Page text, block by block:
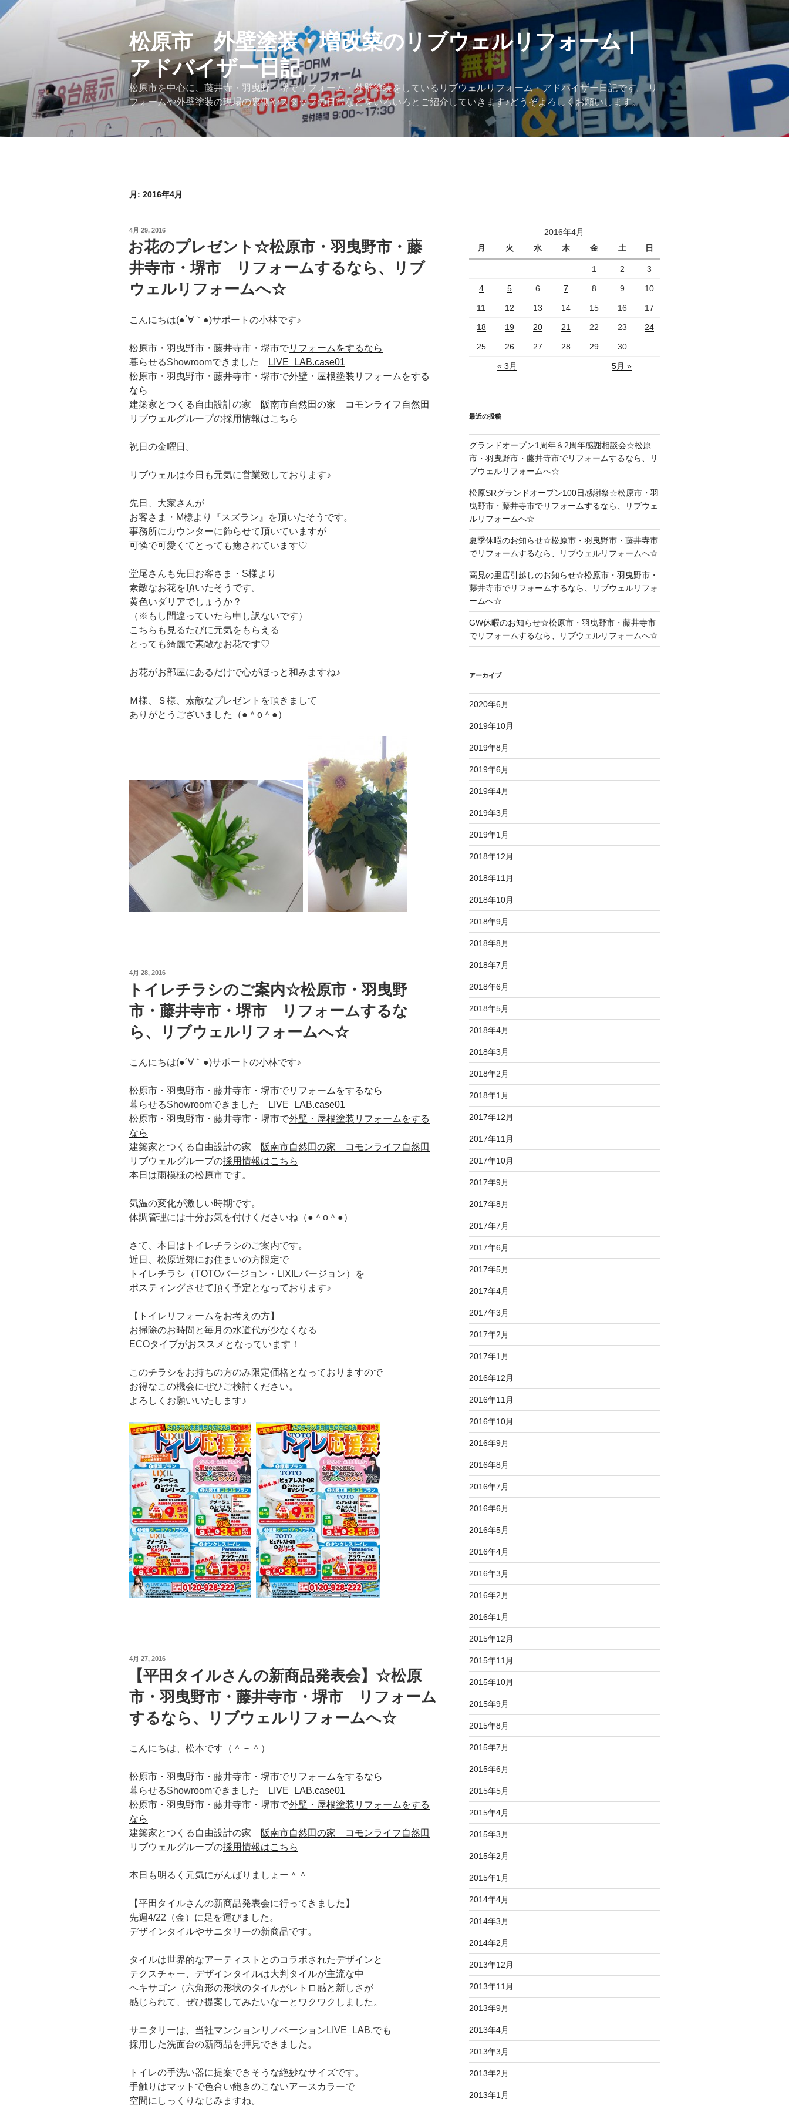
ン
キ
プ
松原市 外壁塗装・増改築のリブウェルリフォーム｜
アドバイザー日記
松原市を中心に、藤井寺・羽曳野・堺でリフォーム・外壁塗装をしているリブウェルリフォーム・アドバイザー日記です。 リ
フォームや外壁塗装の現場の裏側やスタッフの日常などをいろいろとご紹介していきます♪どうぞよろしくお願いします。
月: 2016年4月
投
稿
日:
4月 29, 2016
お花のプレゼント☆松原市・羽曳野市・藤
井寺市・堺市 リフォームするなら、リブ
ウェルリフォームへ☆
こんにちは(●´∀｀●)サポートの小林です♪
松原市・羽曳野市・藤井寺市・堺市でリフォームをするなら
暮らせるShowroomできました
LIVE_LAB.case01
松原市・羽曳野市・藤井寺市・堺市で外壁・屋根塗装リフォームをする
なら
建築家とつくる自由設計の家
阪南市自然田の家 コモンライフ自然田
リブウェルグループの採用情報はこちら
祝日の金曜日。
リブウェルは今日も元気に営業致しております♪
先日、大家さんが
お客さま・M様より『スズラン』を頂いたそうです。
事務所にカウンターに飾らせて頂いていますが
可憐で可愛くてとっても癒されています♡
堂尾さんも先日お客さま・S様より
素敵なお花を頂いたそうです。
黄色いダリアでしょうか？
（※もし間違っていたら申し訳ないです）
こちらも見るたびに元気をもらえる
とっても綺麗で素敵なお花です♡
お花がお部屋にあるだけで心がほっと和みますね♪
Ｍ様、Ｓ様、素敵なプレゼントを頂きまして
ありがとうございました（●＾o＾●）
投
日:
4月 28, 2016
トイレチラシのご案内☆松原市・羽曳野
市・藤井寺市・堺市 リフォームするな
ら、リブウェルリフォームへ☆
こんにちは(●´∀｀●)サポートの小林です♪
松原市・羽曳野市・藤井寺市・堺市でリフォームをするなら
暮らせるShowroomできました
LIVE_LAB.case01
松原市・羽曳野市・藤井寺市・堺市で外壁・屋根塗装リフォームをする
なら
建築家とつくる自由設計の家
阪南市自然田の家 コモンライフ自然田
リブウェルグループの採用情報はこちら
本日は雨模様の松原市です。
気温の変化が激しい時期です。
体調管理には十分お気を付けくださいね（●＾o＾●）
さて、本日はトイレチラシのご案内です。
近日、松原近郊にお住まいの方限定で
トイレチラシ（TOTOバージョン・LIXILバージョン）を
ポスティングさせて頂く予定となっております♪
【トイレリフォームをお考えの方】
お掃除のお時間と毎月の水道代が少なくなる
ECOタイプがおススメとなっています！
このチラシをお持ちの方のみ限定価格となっておりますので
お得なこの機会にぜひご検討ください。
よろしくお願いいたします♪
投
4月 27, 2016
【平田タイルさんの新商品発表会】☆松原
市・羽曳野市・藤井寺市・堺市 リフォーム
するなら、リブウェルリフォームへ☆
こんにちは、松本です（＾－＾）
松原市・羽曳野市・藤井寺市・堺市でリフォームをするなら
暮らせるShowroomできました
LIVE_LAB.case01
松原市・羽曳野市・藤井寺市・堺市で外壁・屋根塗装リフォームをする
なら
建築家とつくる自由設計の家
阪南市自然田の家 コモンライフ自然田
リブウェルグループの採用情報はこちら
本日も明るく元気にがんばりましょー＾＾
【平田タイルさんの新商品発表会に行ってきました】
先週4/22（金）に足を運びました。
デザインタイルやサニタリーの新商品です。
タイルは世界的なアーティストとのコラボされたデザインと
テクスチャー、デザインタイルは大判タイルが主流な中
ヘキサゴン（六角形の形状のタイルがレトロ感と新しさが
感じられて、ぜひ提案してみたいなーとワクワクしました。
サニタリーは、当社マンションリノベーションLIVE_LAB.でも
採用した洗面台の新商品を拝見できました。
トイレの手洗い器に提案できそうな絶妙なサイズです。
手触りはマットで色合い飽きのこないアースカラーで
空間にしっくりなじみますね。
2016年4月
月
火 水 木 金 土 日
1 2 3
4 5 6 7 8 9 10
11 12 13 14 15 16 17
18 19 20 21 22 23 24
25 26 27 28 29 30
« 3月 5月 »
最近の投稿
グランドオープン1周年＆2周年感謝相談会☆松原
市・羽曳野市・藤井寺市でリフォームするなら、リ
ブウェルリフォームへ☆
松原SRグランドオープン100日感謝祭☆松原市・羽
曳野市・藤井寺市でリフォームするなら、リブウェ
ルリフォームへ☆
夏季休暇のお知らせ☆松原市・羽曳野市・藤井寺市
でリフォームするなら、リブウェルリフォームへ☆
高見の里店引越しのお知らせ☆松原市・羽曳野市・
藤井寺市でリフォームするなら、リブウェルリフォ
ームへ☆
GW休暇のお知らせ☆松原市・羽曳野市・藤井寺市
でリフォームするなら、リブウェルリフォームへ☆
アーカイブ
2020年6月
2019年10月
2019年8月
2019年6月
2019年4月
2019年3月
2019年1月
2018年12月
2018年11月
2018年10月
2018年9月
2018年8月
2018年7月
2018年6月
2018年5月
2018年4月
2018年3月
2018年2月
2018年1月
2017年12月
2017年11月
2017年10月
2017年9月
2017年8月
2017年7月
2017年6月
2017年5月
2017年4月
2017年3月
2017年2月
2017年1月
2016年12月
2016年11月
2016年10月
2016年9月
2016年8月
2016年7月
2016年6月
2016年5月
2016年4月
2016年3月
2016年2月
2016年1月
2015年12月
2015年11月
2015年10月
2015年9月
2015年8月
2015年7月
2015年6月
2015年5月
2015年4月
2015年3月
2015年2月
2015年1月
2014年4月
2014年3月
2014年2月
2013年12月
2013年11月
2013年9月
2013年4月
2013年3月
2013年2月
2013年1月